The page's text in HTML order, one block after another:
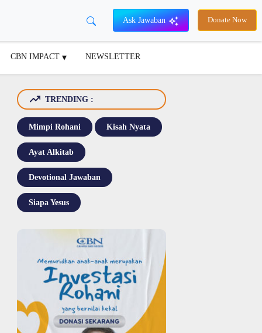
Ask Jawaban Donate Now
CBN IMPACT NEWSLETTER
TRENDING :
Mimpi Rohani Kisah Nyata
Ayat Alkitab
Devotional Jawaban
Siapa Yesus